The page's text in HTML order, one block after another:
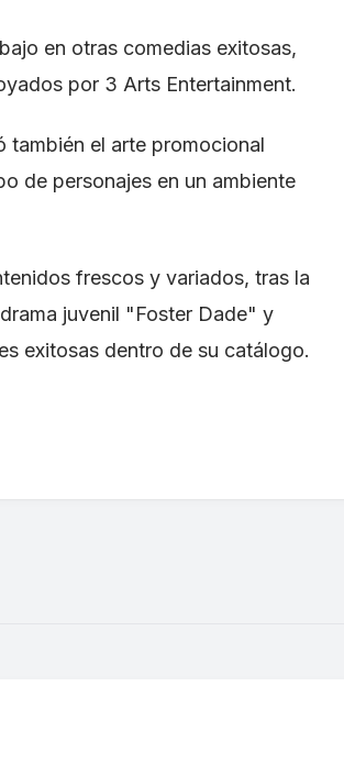
en otras comedias exitosas,
por 3 Arts Entertainment.
también el arte promocional
de personajes en un ambiente
frescos y variados, tras la
juvenil "Foster Dade" y
exitosas dentro de su catálogo.